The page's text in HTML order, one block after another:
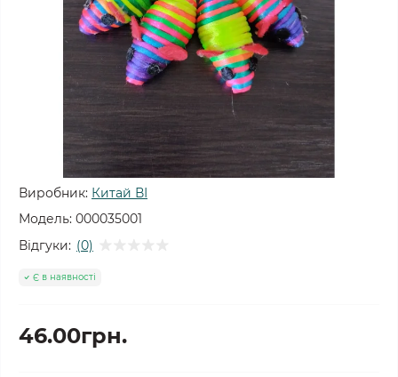
Виробник: Китай ВІ
Модель: 000035001
Відгуки: (0)
Є в наявності
46.00грн.